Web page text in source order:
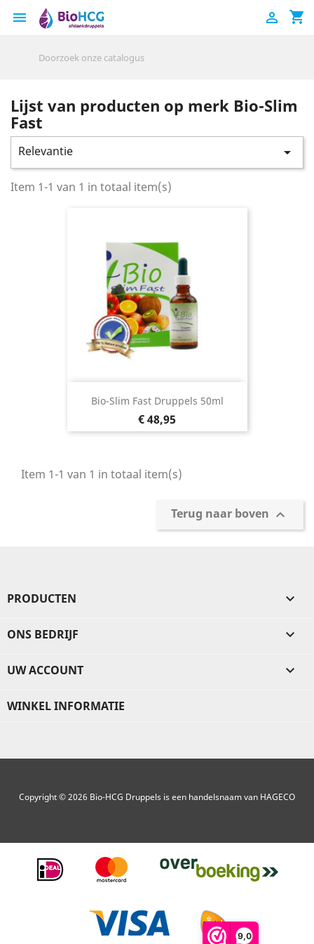
9,0
 shopping_cart

Lijst van producten op merk Bio-Slim
Fast
Relevantie 
Item 1-1 van 1 in totaal item(s)
Bio-Slim Fast Druppels 50ml
Prijs
€ 48,95
Item 1-1 van 1 in totaal item(s)
Terug naar boven 
PRODUCTEN 
ONS BEDRIJF 
UW ACCOUNT 
WINKEL INFORMATIE
Copyright © 2026 Bio-HCG Druppels is een handelsnaam van HAGECO